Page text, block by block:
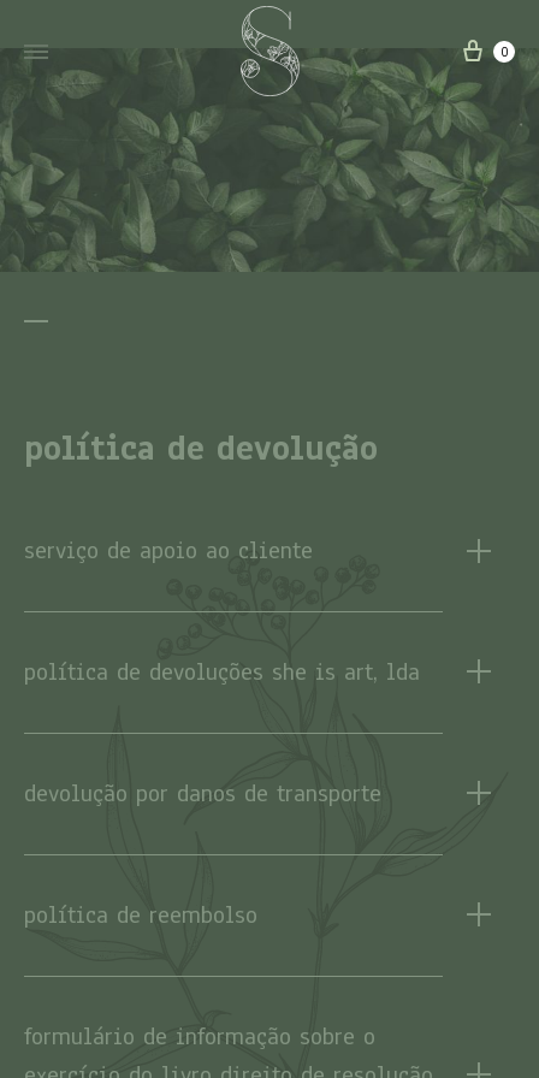
0
política de devolução
serviço de apoio ao cliente
política de devoluções she is art, lda
devolução por danos de transporte
política de reembolso
formulário de informação sobre o